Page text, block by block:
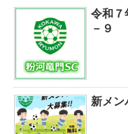
令和
－９
新メン